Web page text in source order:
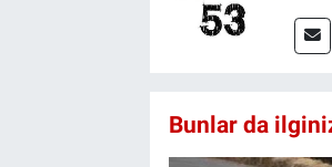
Bunlar da